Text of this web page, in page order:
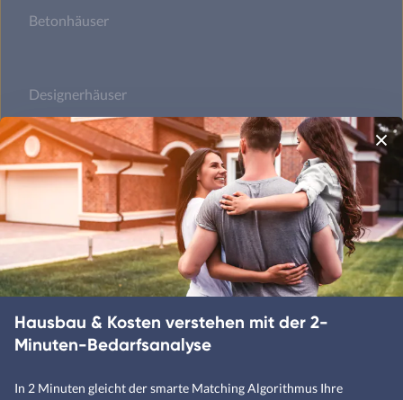
Betonhäuser
Designerhäuser
Fachwerkhäuser
Klassische Häuser
Landhäuser
Mediterrane Häuser
Moderne Häuser
Schwedenhäuser
Skandinavische Häuser
Hausbau & Kosten verstehen mit der 2-
Minuten-Bedarfsanalyse
In 2 Minuten gleicht der smarte Matching Algorithmus Ihre